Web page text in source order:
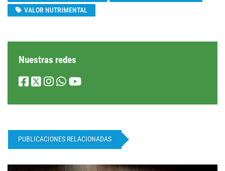
VALOR NUTRIMENTAL
Nuestras redes
PUBLICACIONES RELACIONADAS